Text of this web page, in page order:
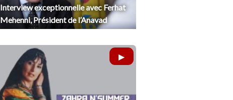
Interview exceptionnelle avec Ferhat
Mehenni, Président de l’Anavad